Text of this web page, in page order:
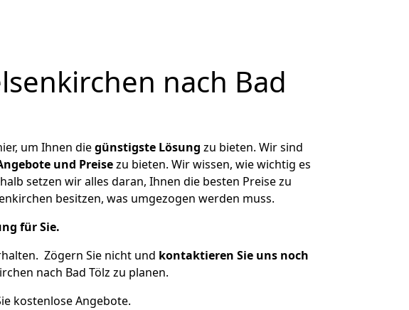
nach Bad
um Ihnen diegünstigste Lösung zu bieten. Wir sind
und Preisezu bieten. Wir wissen, wie wichtig es
setzen wir alles daran, Ihnen die besten Preise zu
besitzen, was umgezogen werden muss.
für Sie.
Zögern Sie nicht und kontaktieren Sie uns noch
nach Bad Tölz zu planen.
kostenlose Angebote.